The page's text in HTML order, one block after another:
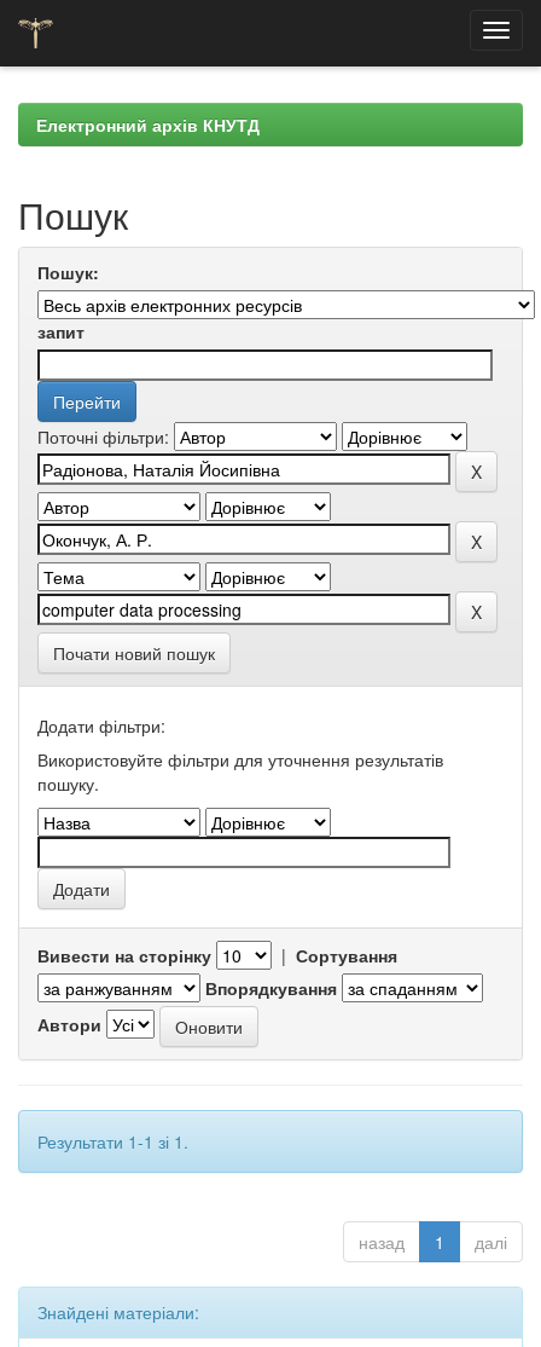
navigationЕлектронний архів КНУТД
Пошук
Пошук:
запит
Поточні фільтри:
Почати новий пошук
Додати фільтри:
Використовуйте фільтри для уточнення результатів
пошуку.
Вивести на сторінку | Сортування
Впорядкування
Автори
Результати 1-1 зі 1.
назад 1 далі
Знайдені матеріали: